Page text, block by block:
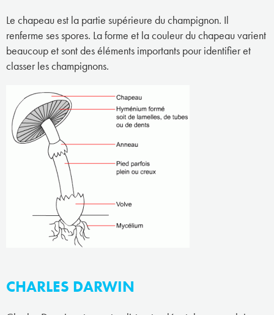
Le chapeau est la partie supérieure du champignon. Il
renferme ses spores. La forme et la couleur du chapeau varient
beaucoup et sont des éléments importants pour identifier et
classer les champignons.
CHARLES DARWIN